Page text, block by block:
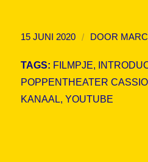
15 JUNI 2020 / DOOR
TAGS: FILMPJE,
POPPENTHEATER
KANAAL, YOUTUBE